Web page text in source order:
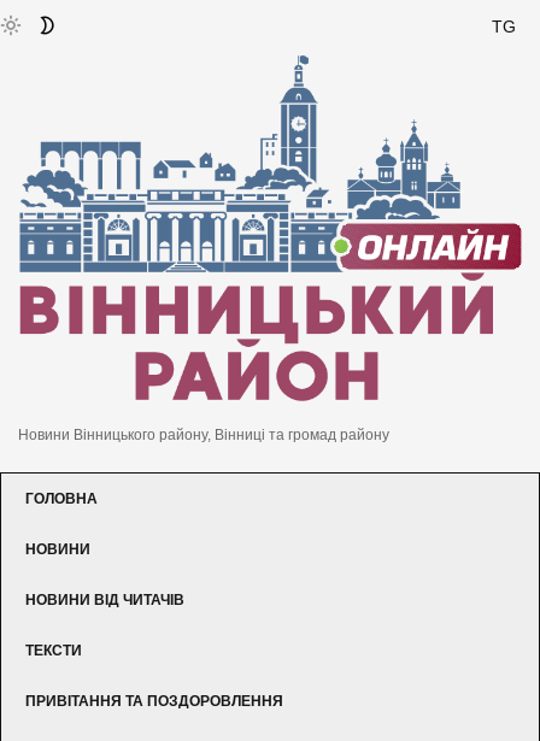
TG
Новини Вінницького району, Вінниці та громад району
ГОЛОВНА
НОВИНИ
НОВИНИ ВІД ЧИТАЧІВ
ТЕКСТИ
ПРИВІТАННЯ ТА ПОЗДОРОВЛЕННЯ